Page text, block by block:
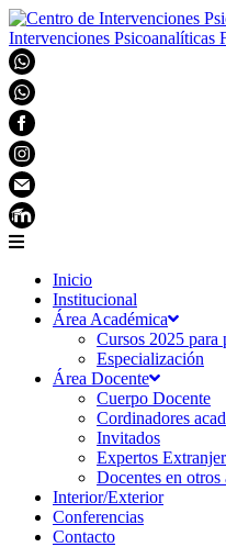
Intervenciones Psicoanalíticas
Inicio
Institucional
Área Académica
Cursos 2025 para
Especialización
Área Docente
Cuerpo Docente
Cordinadores
Invitados
Expertos
Docentes en otros
Interior/Exterior
Conferencias
Contacto